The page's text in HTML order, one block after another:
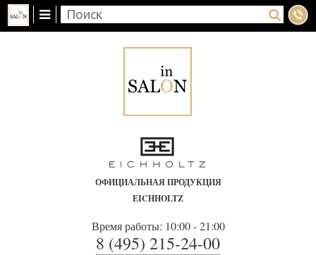
ОФИЦИАЛЬНАЯ ПРОДУКЦИЯ
EICHHOLTZ
Время работы: 10:00 - 21:00
8 (495) 215-24-00